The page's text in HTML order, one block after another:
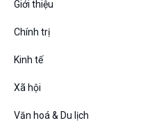
VOV1 đặc biệt
Giới thiệu
Chính trị
Kinh tế
Xã hội
Văn hoá & Du lịch